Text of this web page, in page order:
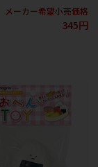
メーカー希望小売価格
345円